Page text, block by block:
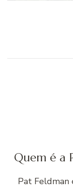
Quem é a
Pat Feldman